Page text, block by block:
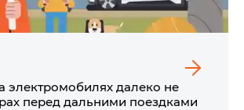
далеко не
перед дальними поездками